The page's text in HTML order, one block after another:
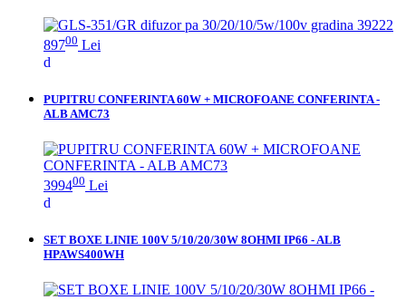
89700 Lei
PUPITRU CONFERINTA 60W + MICROFOANE CONFERINTA -
ALB AMC73
399400 Lei
SET BOXE LINIE 100V 5/10/20/30W 8OHMI IP66 - ALB
HPAWS400WH